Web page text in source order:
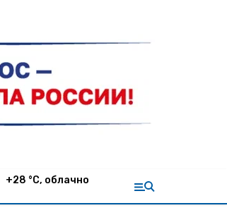
+28 °С, облачно